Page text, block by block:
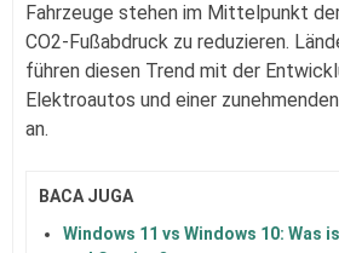
Fahrzeuge stehen im Mittelpunkt
CO2-Fußabdruck zu reduzieren.
führen diesen Trend mit der
Elektroautos und einer
an.
BACA JUGA
Windows 11 vs Windows 10: Was